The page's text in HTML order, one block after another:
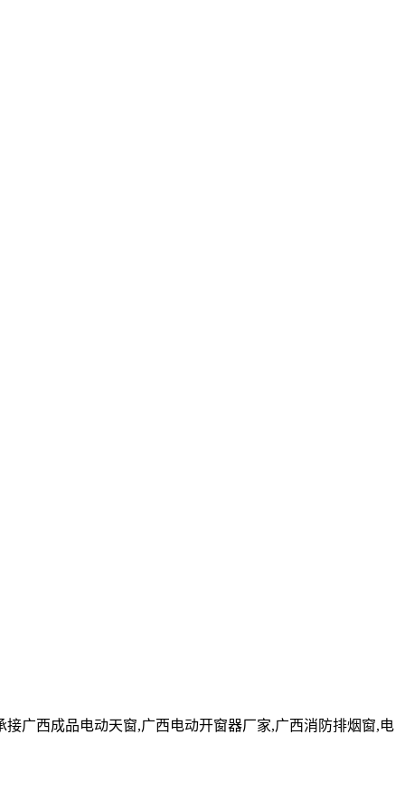
广西成品电动天窗,广西电动开窗器厂家,广西消防排烟窗,电